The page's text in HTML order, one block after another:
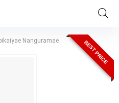
Nanguramae BEST PRICE